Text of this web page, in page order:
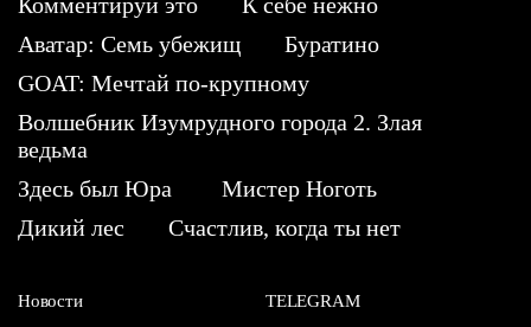
Аватар: Семь убежищ
Буратино
GOAT: Мечтай по-крупному
Волшебник Изумрудного города 2. Злая
ведьма
Здесь был Юра
Мистер Ноготь
Дикий лес
Счастлив, когда ты нет
Новости TELEGRAM